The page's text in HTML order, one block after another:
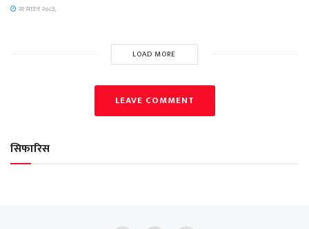
२१ साउन २०८३,
LOAD MORE
LEAVE COMMENT
सिफारिस